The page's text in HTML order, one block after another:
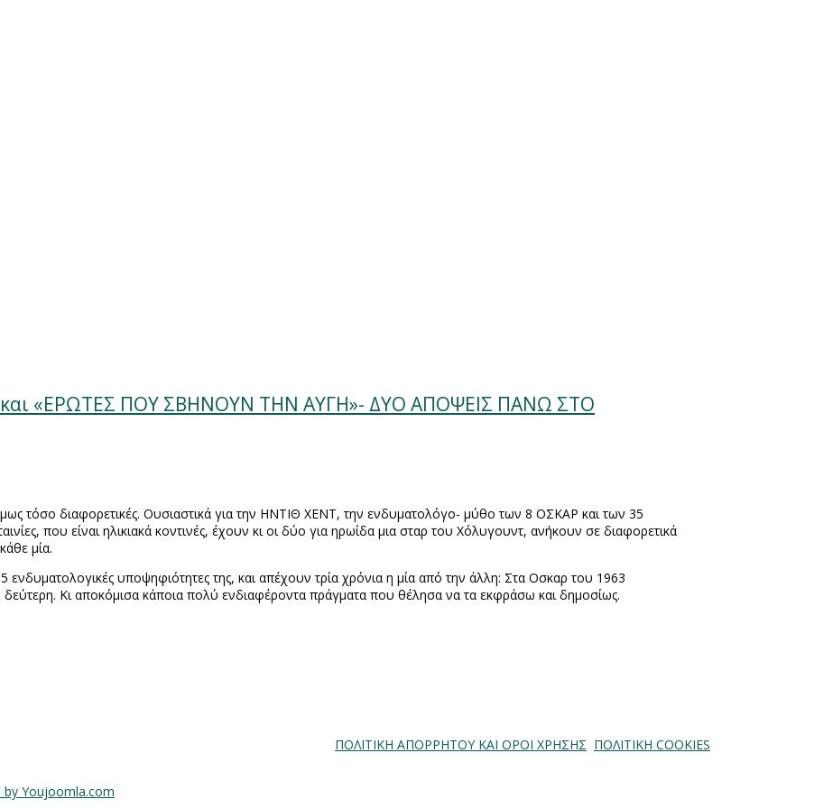
«ΕΡΩΤΕΣ ΠΟΥ ΣΒΗΝΟΥΝ ΤΗΝ ΑΥΓΗ»- ΔΥΟ ΑΠΟΨΕΙΣ ΠΑΝΩ ΣΤΟ
τόσο διαφορετικές. Ουσιαστικά για την ΗΝΤΙΘ ΧΕΝΤ, την ενδυματολόγο- μύθο των 8 ΟΣΚΑΡ και των 35
που είναι ηλικιακά κοντινές, έχουν κι οι δύο για ηρωίδα μια σταρ του Χόλυγουντ, ανήκουν σε διαφορετικά
μία.
ενδυματολογικές υποψηφιότητες της, και απέχουν τρία χρόνια η μία από την άλλη: Στα Οσκαρ του 1963
Κι αποκόμισα κάποια πολύ ενδιαφέροντα πράγματα που θέλησα να τα εκφράσω και δημοσίως.
ΠΟΛΙΤΙΚΗ ΑΠΟΡΡΗΤΟΥ ΚΑΙ ΟΡΟΙ ΧΡΗΣΗΣ ΠΟΛΙΤΙΚΗ COOKIES
Youjoomla.com